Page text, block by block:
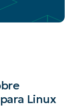
Linux